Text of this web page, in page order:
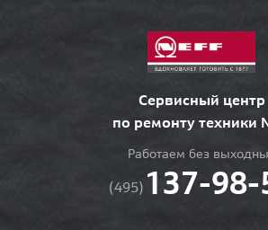
Сервисный центр
по ремонту техники
Работаем без
(495) 137-98-